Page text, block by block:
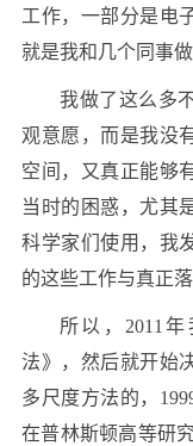
工作，一部分是电
就是我和几个同事做
我做了这么多
观意愿，而是我没
空间，又真正能够
当时的困惑，尤其
科学家们使用，我
的这些工作与真正
所以，2011
法》，然后就开始
多尺度方法的，
在普林斯顿高等研